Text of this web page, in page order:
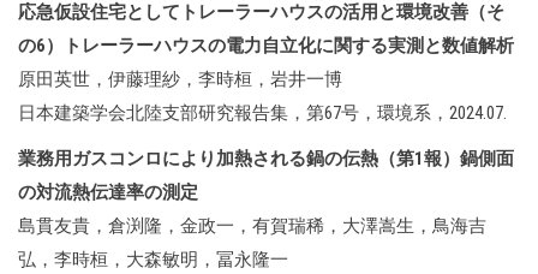
応急仮設住宅としてトレーラーハウスの活用と環境改善 （そ
の6）トレーラーハウスの電力自立化に関する実測と数値解析
原田英世，伊藤理紗，李時桓，岩井一博
日本建築学会北陸支部研究報告集，第67号，環境系，2024.07.
業務用ガスコンロにより加熱される鍋の伝熱（第1報）鍋側面
の対流熱伝達率の測定
島貫友貴，倉渕隆，金政一，有賀瑞稀，大澤嵩生，鳥海吉
弘，李時桓，大森敏明，冨永隆一